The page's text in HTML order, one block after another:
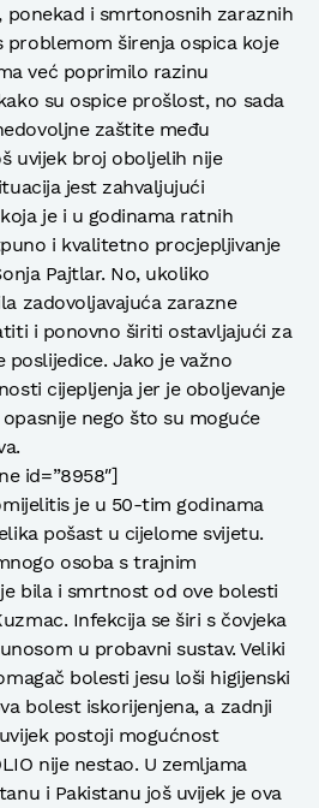
ponekad i smrtonosnih zaraznih
problemom širenja ospica koje
već poprimilo razinu
su ospice prošlost, no sada
zaštite među
uvijek broj oboljelih nije
jest zahvaljujući
je i u godinama ratnih
i kvalitetno procjepljivanje
Pajtlar. No, ukoliko
zadovoljavajuća zarazne
i ponovno širiti ostavljajući za
poslijedice. Jako je važno
cijepljenja jer je oboljevanje
nego što su moguće
id=”8958″]
je u 50-tim godinama
pošast u cijelome svijetu.
osoba s trajnim
bila i smrtnost od ove bolesti
Infekcija se širi s čovjeka
u probavni sustav. Veliki
bolesti jesu loši higijenski
bolest iskorijenjena, a zadnji
postoji mogućnost
nije nestao. U zemljama
i Pakistanu još uvijek je ova